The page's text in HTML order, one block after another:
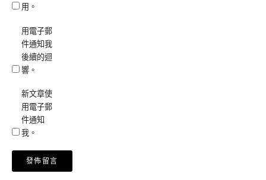
用。
用電子郵
件通知我
後續的迴
響。
新文章使
用電子郵
件通知
我。